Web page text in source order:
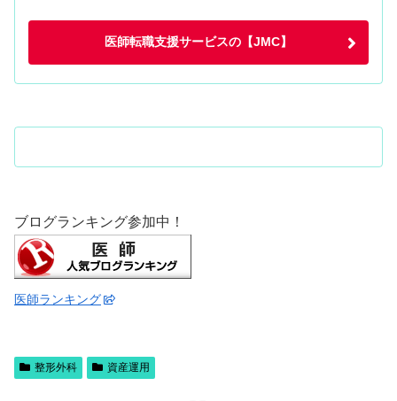
医師転職支援サービスの【JMC】
ブログランキング参加中！
医師ランキング
整形外科 資産運用